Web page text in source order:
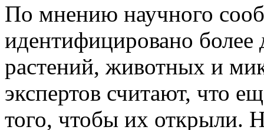
По мнению научного
идентифицировано
растений, животных и
экспертов считают, что
того, чтобы их открыли.